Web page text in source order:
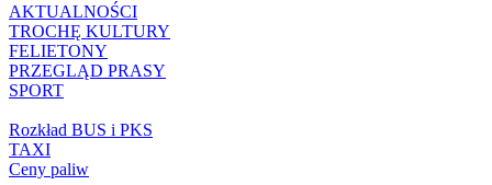
AKTUALNOŚCI
TROCHĘ KULTURY
FELIETONY
PRZEGLĄD PRASY
SPORT
Rozkład BUS i PKS
TAXI
Ceny paliw